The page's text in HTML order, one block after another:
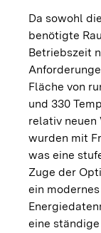
Da sowohl
benötigte
Betriebszeit
Fläche von
und 330
relativ
wurden mit
was eine
Zuge der
ein modernes
eine